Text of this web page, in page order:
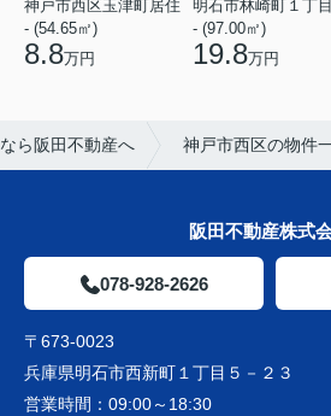
神戸市西区玉津町居住
- (54.65㎡)
8.8万円
明石市林崎町１丁目
- (97.00㎡)
19.8万円
ら阪田不動産へ 神戸市西区の物件
阪田不動産株式
078-928-2626
〒673-0023
兵庫県明石市西新町１丁目５－２３
営業時間： 09:00～18:30